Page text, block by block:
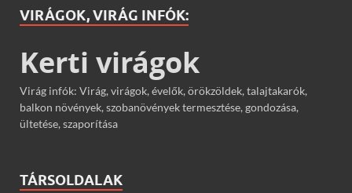
VIRÁGOK, VIRÁG INFÓK:
Kerti virágok
Virág infók: Virág, virágok, évelők, örökzöldek, talajtakarók,
balkon növények, szobanövények termesztése, gondozása,
ültetése, szaporítása
TÁRSOLDALAK